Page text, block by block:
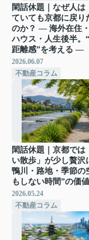
閑話休題｜なぜ人は
ていても京都に戻り
のか？ ― 海外在住
ハウス・人生後半。
距離感”を考える ―
2026.06.07
不動産コラム
閑話休題｜京都では
い散歩」が少し贅
鴨川・路地・季節の
もしない時間”の価
2026.05.24
不動産コラム